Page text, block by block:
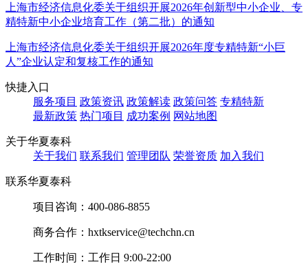
上海市经济信息化委关于组织开展2026年创新型中小企业、专
精特新中小企业培育工作（第二批）的通知
上海市经济信息化委关于组织开展2026年度专精特新“小巨
人”企业认定和复核工作的通知
快捷入口
服务项目 政策资讯 政策解读 政策问答 专精特新
最新政策 热门项目 成功案例 网站地图
关于华夏泰科
关于我们 联系我们 管理团队 荣誉资质 加入我们
联系华夏泰科
项目咨询： 400-086-8855
商务合作： hxtkservice@techchn.cn
工作时间： 工作日 9:00-22:00